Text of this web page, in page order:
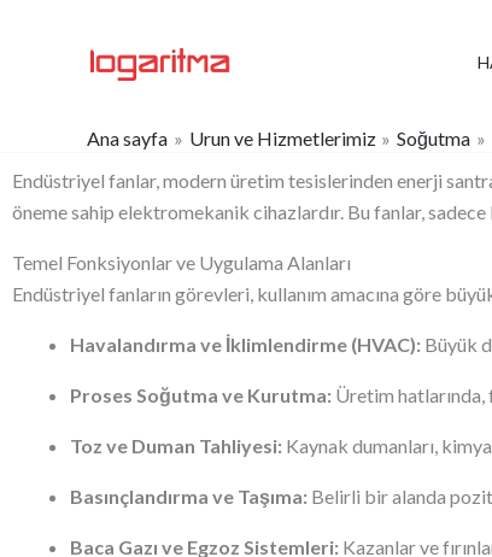
Ana sayfa Urun ve Hizmetlerimiz Soğutma
Endüstriyel fanlar, modern üretim tesislerinden enerji
öneme sahip elektromekanik cihazlardır. Bu fanlar,
Temel Fonksiyonlar ve Uygulama Alanları
Endüstriyel fanların görevleri, kullanım amacına göre
Havalandırma ve İklimlendirme (HVAC): Büyük
Proses Soğutma ve Kurutma: Üretim hatlarında,
Toz ve Duman Tahliyesi: Kaynak dumanları,
Basınçlandırma ve Taşıma: Belirli bir alanda
Baca Gazı ve Egzoz Sistemleri: Kazanlar ve